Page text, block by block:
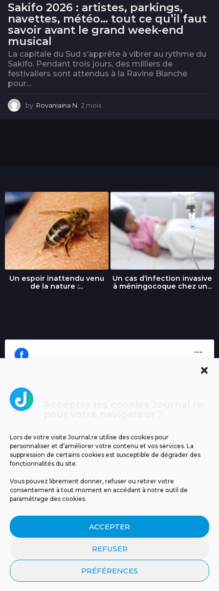
Lors de votre visite Journal.re utilise des cookies pour
personnaliser et d’améliorer votre contenu et vos services. La
suppression de certains cookies est susceptible de dégrader des
fonctionnalités du site.
Vous pouvez librement donner, refuser ou retirer votre
consentement à tout moment en accédant à notre outil de
paramétrage des cookies.
ACCEPTER
REFUSER
PRÉFÉRENCES
Sakifo 2026 : artistes, parkings,
navettes, météo… tout ce qu’il faut
savoir avant le grand week-end
musical
La capitale du Sud s’apprête à vibrer au rythme du
Sakifo. Pendant trois jours, des milliers de
festivaliers sont attendus à la Ravine Blanche
pour...
by Rovaniaina N. 2 mois
Un espoir inattendu venu
de la nature :...
Un cas d’infection invasive
à méningocoque chez un...
MENTIONS LÉGALES PUBLICITÉ
BLOG
NOS ÉMISSIONS
POLITIQUE DE CONFIDENTIALITÉ
CONTACT
© 2026 Tous droits réservés